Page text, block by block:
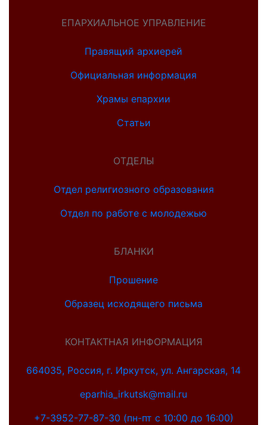
ЕПАРХИАЛЬНОЕ УПРАВЛЕНИЕ
Правящий архиерей
Официальная информация
Храмы епархии
Статьи
ОТДЕЛЫ
Отдел религиозного образования
Отдел по работе с молодежью
БЛАНКИ
Прошение
Образец исходящего письма
КОНТАКТНАЯ ИНФОРМАЦИЯ
664035, Россия, г. Иркутск, ул. Ангарская, 14
eparhia_irkutsk@mail.ru
+7-3952-77-87-30 (пн-пт с 10:00 до 16:00)